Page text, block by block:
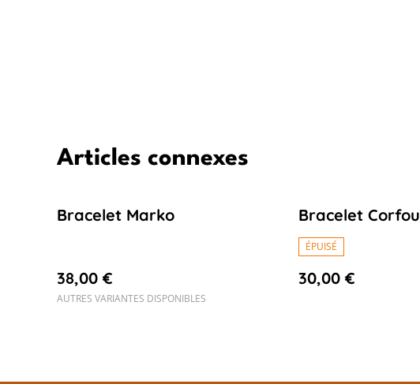
Articles connexes
Bracelet Marko
38,00 €
AUTRES VARIANTES DISPONIBLES
Bracelet Corfou
ÉPUISÉ
30,00 €